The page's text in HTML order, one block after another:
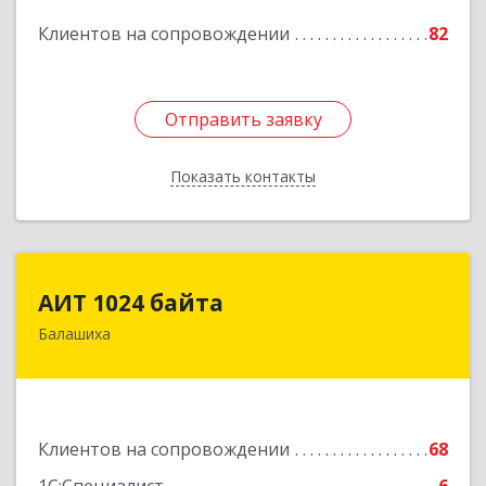
Клиентов на сопровождении 82
Отправить заявку
Показать контакты
Подробнее
Отправить заявку
Назад
АИТ 1024 байта
Балашиха
Клиентов на сопровождении
68
143909, Московская обл, Балашиха г, Солнечная